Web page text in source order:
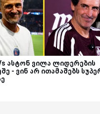
ასტონ ვილა ლიდერების
- ვინ არ ითამაშებს